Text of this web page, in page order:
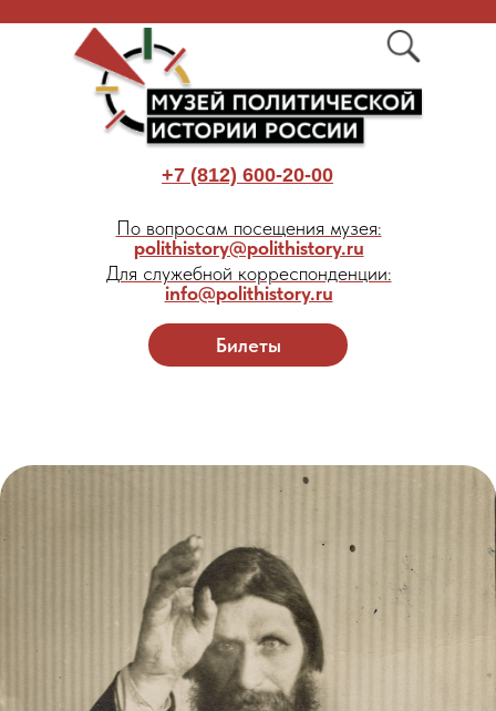
Билеты
+7 (812) 600-20-00
По вопросам посещения музея:
polithistory@polithistory.ru
Для служебной корреспонденции:
info@polithistory.ru